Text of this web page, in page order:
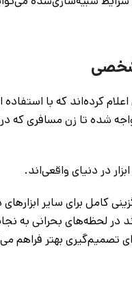
شخصی
کرده‌اند که با
شده تا زن مسافری که
در دنیای واقعی‌اند.
برای سایر ابزارهای
لحظه‌های بحرانی به
تصمیم‌گیری بهتر فراهم